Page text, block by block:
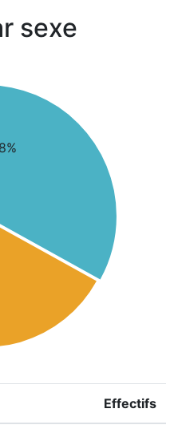
sexe
Effectifs